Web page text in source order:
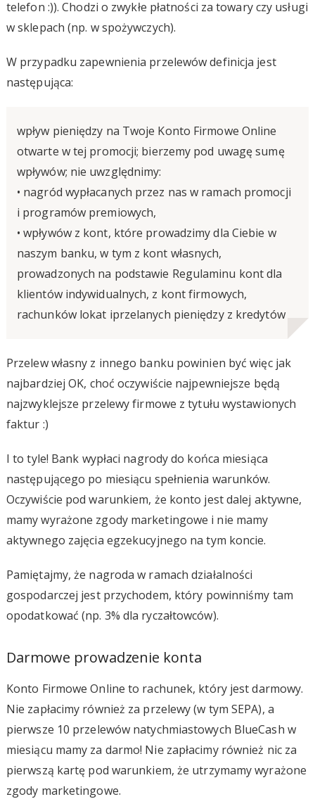
telefon :)). Chodzi o zwykłe płatności za towary czy usługi
w sklepach (np. w spożywczych).
W przypadku zapewnienia przelewów definicja jest
następująca:
wpływ pieniędzy na Twoje Konto Firmowe Online
otwarte w tej promocji; bierzemy pod uwagę sumę
wpływów; nie uwzględnimy:
• nagród wypłacanych przez nas w ramach promocji
i programów premiowych,
• wpływów z kont, które prowadzimy dla Ciebie w
naszym banku, w tym z kont własnych,
prowadzonych na podstawie Regulaminu kont dla
klientów indywidualnych, z kont firmowych,
rachunków lokat iprzelanych pieniędzy z kredytów
Przelew własny z innego banku powinien być więc jak
najbardziej OK, choć oczywiście najpewniejsze będą
najzwyklejsze przelewy firmowe z tytułu wystawionych
faktur :)
I to tyle! Bank wypłaci nagrody do końca miesiąca
następującego po miesiącu spełnienia warunków.
Oczywiście pod warunkiem, że konto jest dalej aktywne,
mamy wyrażone zgody marketingowe i nie mamy
aktywnego zajęcia egzekucyjnego na tym koncie.
Pamiętajmy, że nagroda w ramach działalności
gospodarczej jest przychodem, który powinniśmy tam
opodatkować (np. 3% dla ryczałtowców).
Darmowe prowadzenie konta
Konto Firmowe Online to rachunek, który jest darmowy.
Nie zapłacimy również za przelewy (w tym SEPA), a
pierwsze 10 przelewów natychmiastowych BlueCash w
miesiącu mamy za darmo! Nie zapłacimy również nic za
pierwszą kartę pod warunkiem, że utrzymamy wyrażone
zgody marketingowe.